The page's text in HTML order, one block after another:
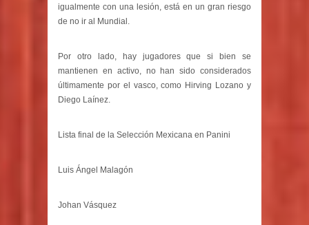
igualmente con una lesión, está en un gran riesgo
de no ir al Mundial.
Por otro lado, hay jugadores que si bien se
mantienen en activo, no han sido considerados
últimamente por el vasco, como Hirving Lozano y
Diego Laínez.
Lista final de la Selección Mexicana en Panini
Luis Ángel Malagón
Johan Vásquez